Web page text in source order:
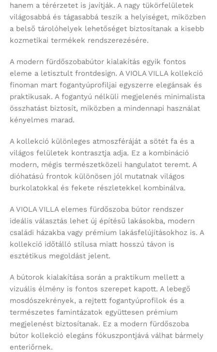
hanem a térérzetet is javítják. A nagy tükörfelületek
világosabbá és tágasabbá teszik a helyiséget, miközben
a belső tárolóhelyek lehetőséget biztosítanak a kisebb
kozmetikai termékek rendszerezésére.
A modern fürdőszobabútor kialakítás egyik fontos
eleme a letisztult frontdesign. A VIOLA VILLA kollekció
finoman mart fogantyúprofiljai egyszerre elegánsak és
praktikusak. A fogantyú nélküli megjelenés minimalista
összhatást biztosít, miközben a mindennapi használat
kényelmes marad.
A kollekció különleges atmoszféráját a sötét fa és a
világos felületek kontrasztja adja. Ez a kombináció
modern, mégis természetközeli hangulatot teremt. A
dióhatású frontok különösen jól mutatnak világos
burkolatokkal és fekete részletekkel kombinálva.
A VIOLA VILLA elemes fürdőszoba bútor rendszer
ideális választás lehet új építésű lakásokba, modern
családi házakba vagy prémium lakásfelújításokhoz is. A
kollekció időtálló stílusa miatt hosszú távon is
esztétikus megoldást jelent.
A bútorok kialakítása során a praktikum mellett a
vizuális élmény is fontos szerepet kapott. A lebegő
mosdószekrények, a rejtett fogantyúprofilok és a
természetes famintázatok együttesen prémium
megjelenést biztosítanak. Ez a modern fürdőszoba
bútor kollekció elegáns fókuszpontjává válhat bármely
enteriőrnek.